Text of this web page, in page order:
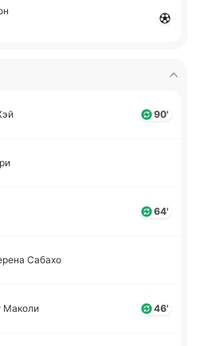
90'
64'
Сабахо
Маколи 46'